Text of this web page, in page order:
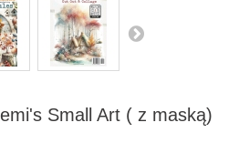
Small Art ( z maską)